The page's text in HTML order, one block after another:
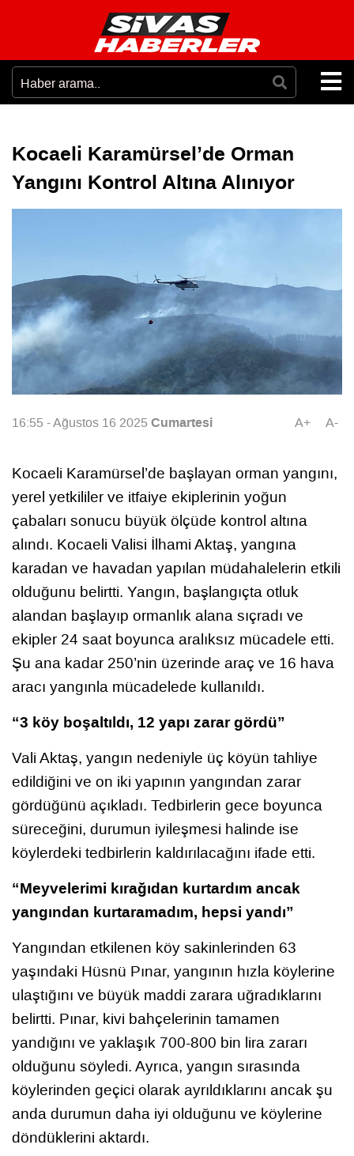
Kocaeli Karamürsel’de Orman
Yangını Kontrol Altına Alınıyor
16:55 - Ağustos 16 2025Cumartesi A+ A-
Kocaeli Karamürsel’de başlayan orman yangını,
yerel yetkililer ve itfaiye ekiplerinin yoğun
çabaları sonucu büyük ölçüde kontrol altına
alındı. Kocaeli Valisi İlhami Aktaş, yangına
karadan ve havadan yapılan müdahalelerin etkili
olduğunu belirtti. Yangın, başlangıçta otluk
alandan başlayıp ormanlık alana sıçradı ve
ekipler 24 saat boyunca aralıksız mücadele etti.
Şu ana kadar 250’nin üzerinde araç ve 16 hava
aracı yangınla mücadelede kullanıldı.
“3 köy boşaltıldı, 12 yapı zarar gördü”
Vali Aktaş, yangın nedeniyle üç köyün tahliye
edildiğini ve on iki yapının yangından zarar
gördüğünü açıkladı. Tedbirlerin gece boyunca
süreceğini, durumun iyileşmesi halinde ise
köylerdeki tedbirlerin kaldırılacağını ifade etti.
“Meyvelerimi kırağıdan kurtardım ancak
yangından kurtaramadım, hepsi yandı”
Yangından etkilenen köy sakinlerinden 63
yaşındaki Hüsnü Pınar, yangının hızla köylerine
ulaştığını ve büyük maddi zarara uğradıklarını
belirtti. Pınar, kivi bahçelerinin tamamen
yandığını ve yaklaşık 700-800 bin lira zararı
olduğunu söyledi. Ayrıca, yangın sırasında
köylerinden geçici olarak ayrıldıklarını ancak şu
anda durumun daha iyi olduğunu ve köylerine
döndüklerini aktardı.